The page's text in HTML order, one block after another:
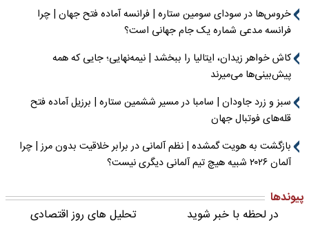
خروس‌ها در سودای سومین ستاره | فرانسه آماده فتح جهان | چرا
فرانسه مدعی شماره یک جام جهانی است؟
کاش خواهر زیدان، ایتالیا را ببخشد | نیمه‌نهایی؛ جایی که همه
پیش‌بینی‌ها می‌میرند
سبز و زرد جاودان | سامبا در مسیر ششمین ستاره | برزیل آماده فتح
قله‌های فوتبال جهان
بازگشت به هویت گمشده | نظم آلمانی در برابر خلاقیت بدون مرز | چرا
آلمان ۲۰۲۶ شبیه هیچ تیم آلمانی دیگری نیست؟
پیوندها
در لحظه با خبر شوید
تحلیل های روز اقتصادی